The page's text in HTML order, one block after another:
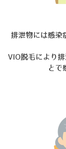
排泄物には感染
VIO脱毛により
とで